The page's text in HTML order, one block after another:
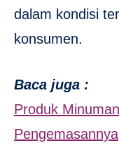
dalam kondisi
konsumen.
Baca juga :
Produk
Pengemasannya